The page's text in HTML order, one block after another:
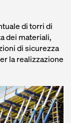
di torri di
dei materiali,
di sicurezza
la realizzazione